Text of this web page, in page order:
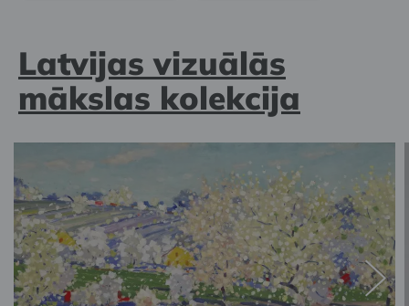
Latvijas vizuālās
mākslas kolekcija